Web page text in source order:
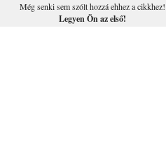
Még senki sem szólt hozzá ehhez a cikkhez!
Legyen Ön az első!